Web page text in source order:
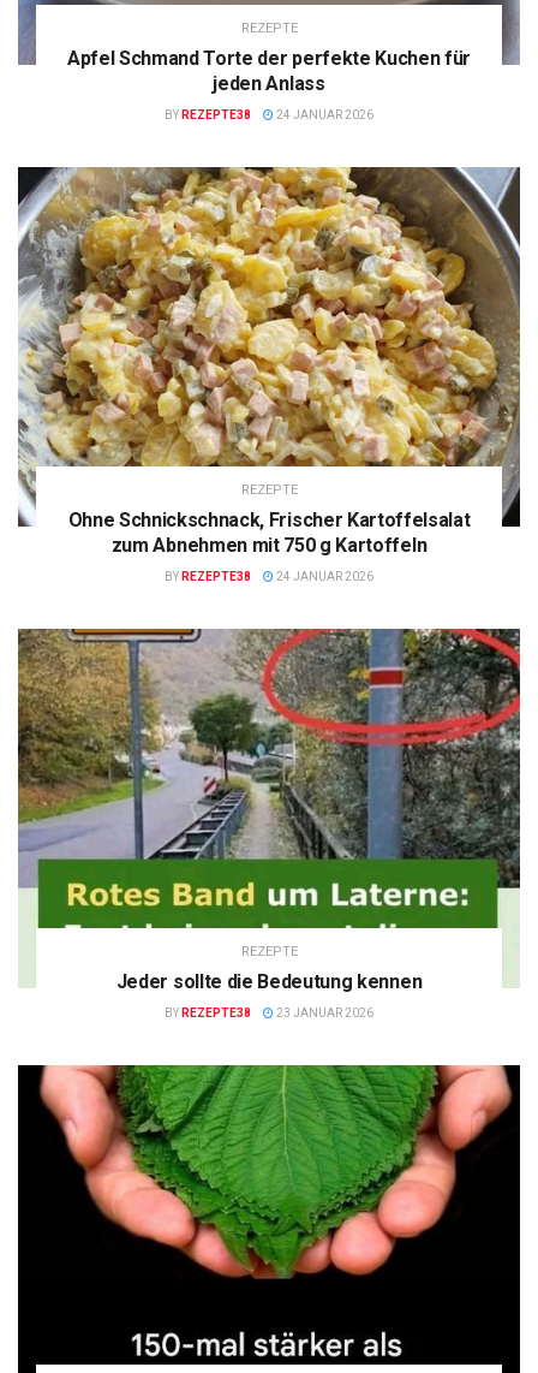
REZEPTE
Apfel Schmand Torte der perfekte Kuchen für
jeden Anlass
BY REZEPTE38 24 JANUAR 2026
REZEPTE
Ohne Schnickschnack, Frischer Kartoffelsalat
zum Abnehmen mit 750 g Kartoffeln
BY REZEPTE38 24 JANUAR 2026
REZEPTE
Jeder sollte die Bedeutung kennen
BY REZEPTE38 23 JANUAR 2026